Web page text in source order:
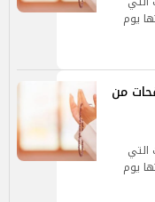
يوم
من
التي
يوم